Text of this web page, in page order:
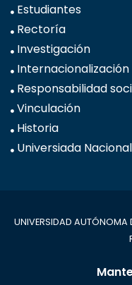
Estudiantes
Rectoría
Investigación
Internacionalización
Responsabilidad
Vinculación
Historia
Universiada Nacional
UNIVERSIDAD AUTÓNOMA